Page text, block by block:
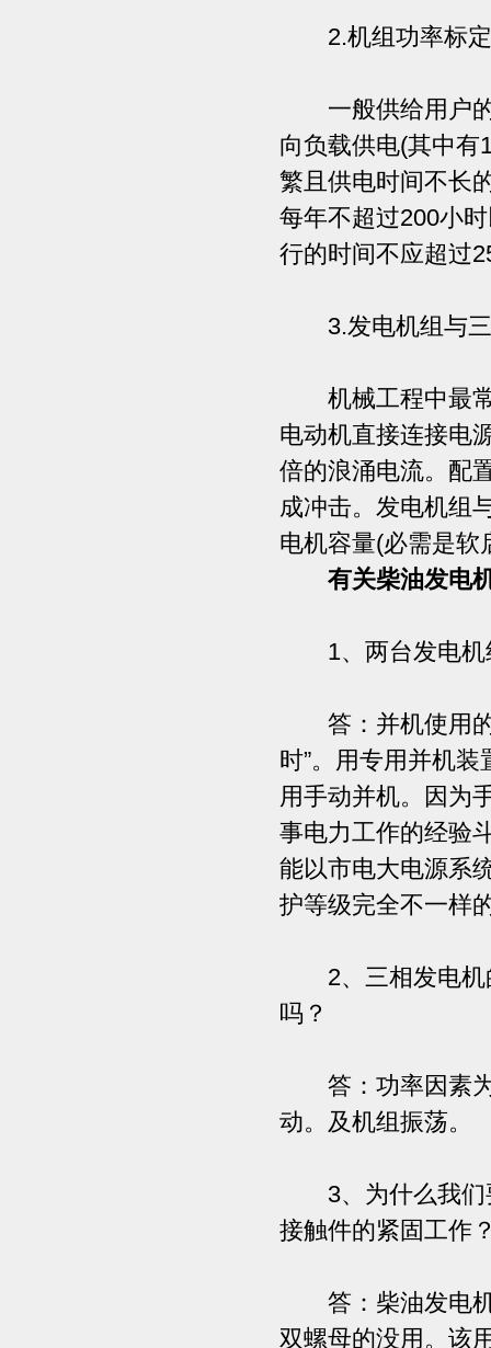
2.机组功率标定
一般供给用户的
向负载供电(其中有
繁且供电时间不长
每年不超过200小
行的时间不应超过
3.发电机组与三
机械工程中最常
电动机直接连接电
倍的浪涌电流。配
成冲击。发电机组
电机容量(必需
有关柴油发电
1、两台发电机
答：并机使用的
时”。用专用并机
用手动并机。因为
事电力工作的经验
能以市电大电源系
护等级完全不一样
2、三相发电机
吗？
答：功率因素为
动。及机组振荡。
3、为什么我们
接触件的紧固工作
答：柴油发电机
双螺母的没用。该